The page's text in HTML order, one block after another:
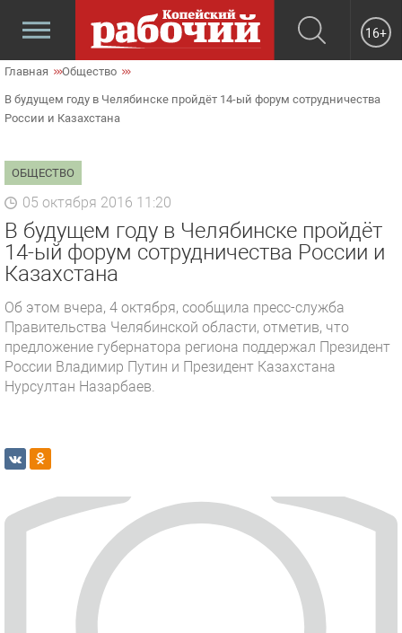
16+
Главная Общество
В будущем году в Челябинске пройдёт 14-ый форум сотрудничества
России и Казахстана
ОБЩЕСТВО
05 октября 2016 11:20
В будущем году в Челябинске пройдёт
14-ый форум сотрудничества России и
Казахстана
Об этом вчера, 4 октября, сообщила пресс-служба
Правительства Челябинской области, отметив, что
предложение губернатора региона поддержал Президент
России Владимир Путин и Президент Казахстана
Нурсултан Назарбаев.